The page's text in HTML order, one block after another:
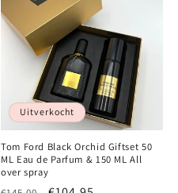
Uitverkocht
Tom Ford Black Orchid Giftset 50
ML Eau de Parfum & 150 ML All
over spray